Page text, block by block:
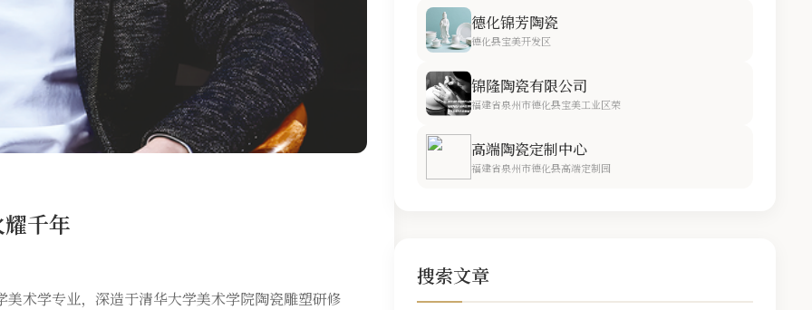
千年
术学专业，深造于清华大学美术学院陶瓷雕塑研修
德化锦芳陶瓷
德化县宝美开发区
锦隆陶瓷有限公司
福建省泉州市德化县宝美工业区荣
高端陶瓷定制中心
福建省泉州市德化县高端定制园
搜索文章